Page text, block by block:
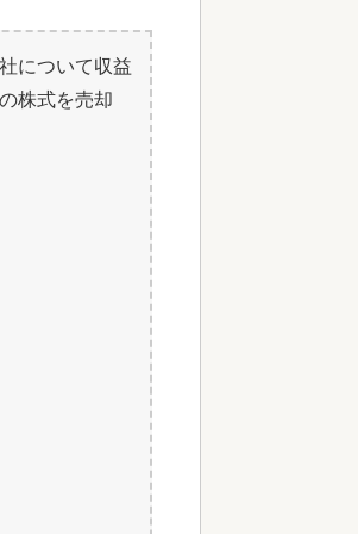
について収益
株式を売却